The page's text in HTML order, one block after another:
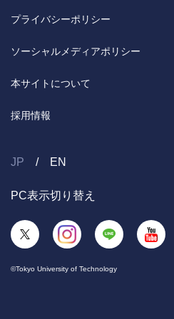
プライバシーポリシー
ソーシャルメディアポリシー
本サイトについて
採用情報
JP EN
PC表示切り替え
©Tokyo University of Technology